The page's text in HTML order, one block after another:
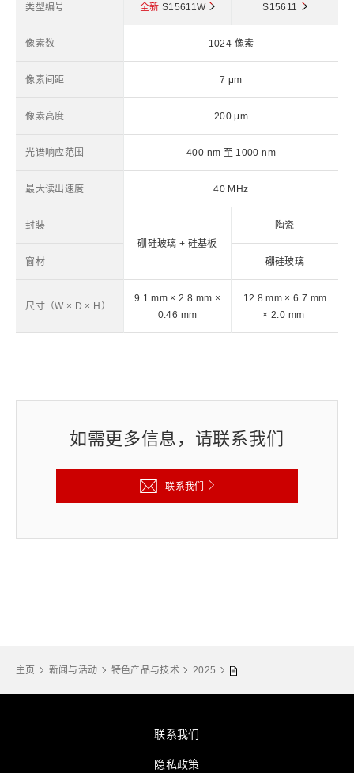
类型编号 全新 S15611W S15611
像素数 1024 像素
像素间距 7 μm
像素高度 200 μm
光谱响应范围 400 nm 至 1000 nm
最大读出速度 40 MHz
封装
硼硅玻璃 + 硅基板
陶瓷
窗材 硼硅玻璃
尺寸（W × D × H）
9.1 mm × 2.8 mm ×
0.46 mm
12.8 mm × 6.7 mm
× 2.0 mm
如需更多信息，请联系我们
联系我们
主页 新闻与活动 特色产品与技术 2025
联系我们
隐私政策